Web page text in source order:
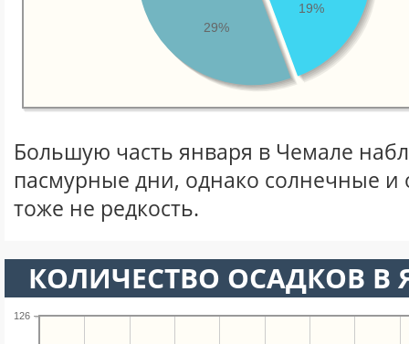
19%
29%
Большую часть января в Чемале
пасмурные дни, однако солнечные
тоже не редкость.
КОЛИЧЕСТВО ОСАДКОВ В
126